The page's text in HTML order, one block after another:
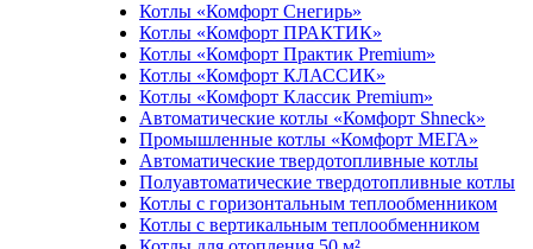
Котлы «Комфорт Снегирь»
Котлы «Комфорт ПРАКТИК»
Котлы «Комфорт Практик Premium»
Котлы «Комфорт КЛАССИК»
Котлы «Комфорт Классик Premium»
Автоматические котлы «Комфорт Shneck»
Промышленные котлы «Комфорт МЕГА»
Автоматические твердотопливные котлы
Полуавтоматические твердотопливные котлы
Котлы с горизонтальным теплообменником
Котлы с вертикальным теплообменником